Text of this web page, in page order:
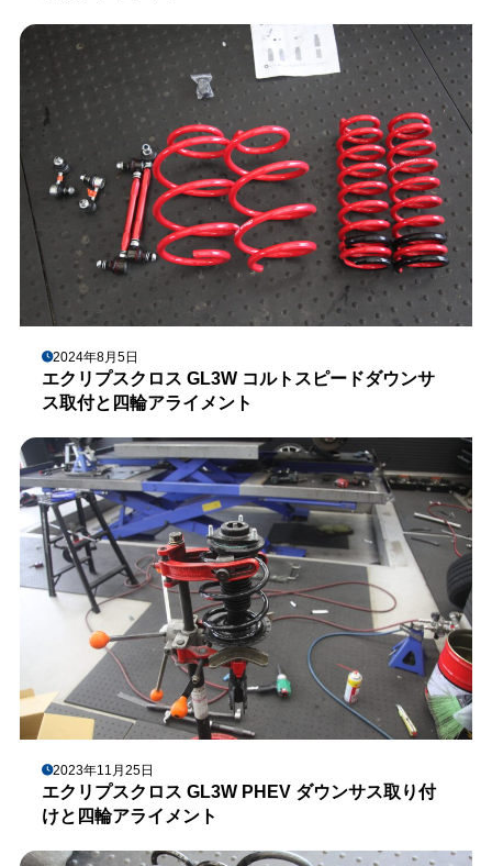
2024年8月5日
エクリプスクロス GL3W コルトスピードダウンサ
ス取付と四輪アライメント
2023年11月25日
エクリプスクロス GL3W PHEV ダウンサス取り付
けと四輪アライメント